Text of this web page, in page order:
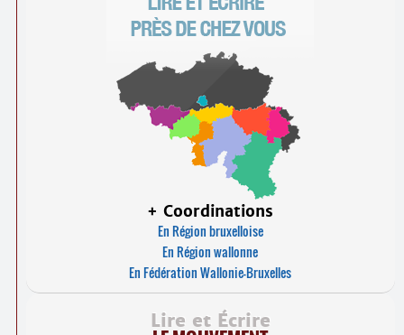
+ Coordinations
En Région bruxelloise
En Région wallonne
En Fédération Wallonie-Bruxelles
Lire et Écrire